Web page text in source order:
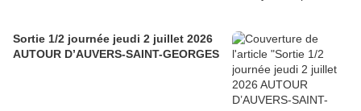
Sortie 1/2 journée jeudi 2 juillet 2026
AUTOUR D’AUVERS-SAINT-GEORGES